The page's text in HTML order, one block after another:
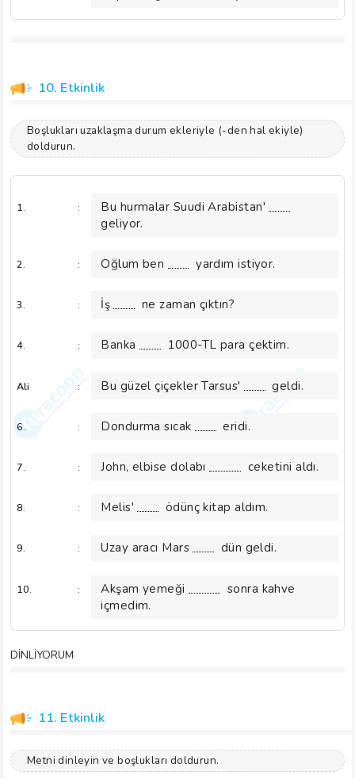
10. Etkinlik
Boşlukları uzaklaşma durum ekleriyle (-den hal ekiyle)
doldurun.
1. :
Bu hurmalar Suudi Arabistan'
geliyor.
2. : Oğlum ben yardım istiyor.
3. : İş ne zaman çıktın?
4. : Banka 1000-TL para çektim.
Ali : Bu güzel çiçekler Tarsus' geldi.
6. : Dondurma sıcak eridi.
7. : John, elbise dolabı ceketini aldı.
8. : Melis' ödünç kitap aldım.
9. : Uzay aracı Mars dün geldi.
10. : Akşam yemeği
sonra kahve
içmedim.
DİNLİYORUM
11. Etkinlik
Metni dinleyin ve boşlukları doldurun.